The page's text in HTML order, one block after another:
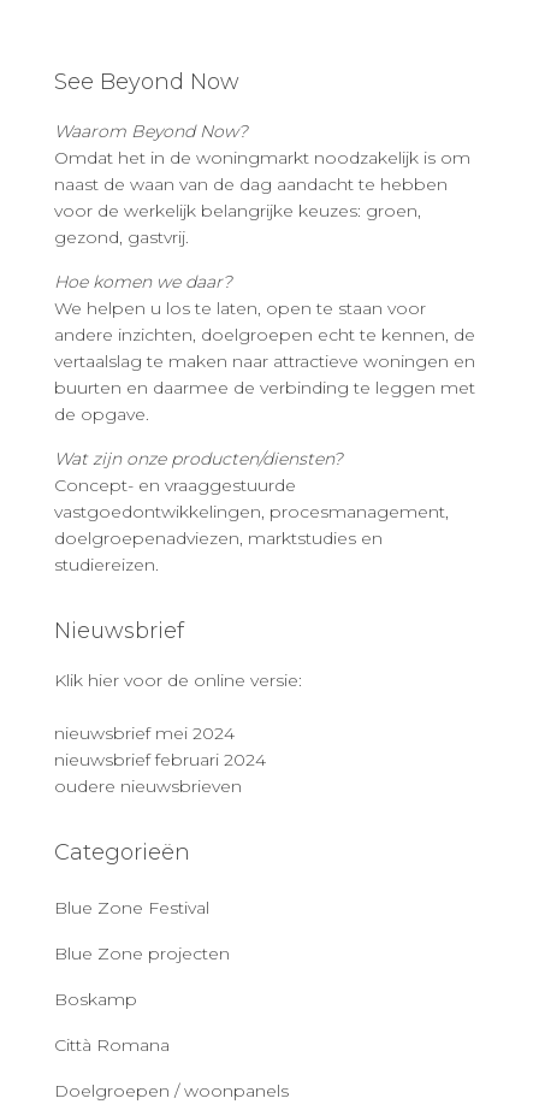
See Beyond Now
Waarom Beyond Now?
Omdat het in de woningmarkt noodzakelijk is om
naast de waan van de dag aandacht te hebben
voor de werkelijk belangrijke keuzes: groen,
gezond, gastvrij.
Hoe komen we daar?
We helpen u los te laten, open te staan voor
andere inzichten, doelgroepen echt te kennen, de
vertaalslag te maken naar attractieve woningen en
buurten en daarmee de verbinding te leggen met
de opgave.
Wat zijn onze producten/diensten?
Concept- en vraaggestuurde
vastgoedontwikkelingen, procesmanagement,
doelgroepenadviezen, marktstudies en
studiereizen.
Nieuwsbrief
Klik hier voor de online versie:
nieuwsbrief mei 2024
nieuwsbrief februari 2024
oudere nieuwsbrieven
Categorieën
Blue Zone Festival
Blue Zone projecten
Boskamp
Città Romana
Doelgroepen / woonpanels